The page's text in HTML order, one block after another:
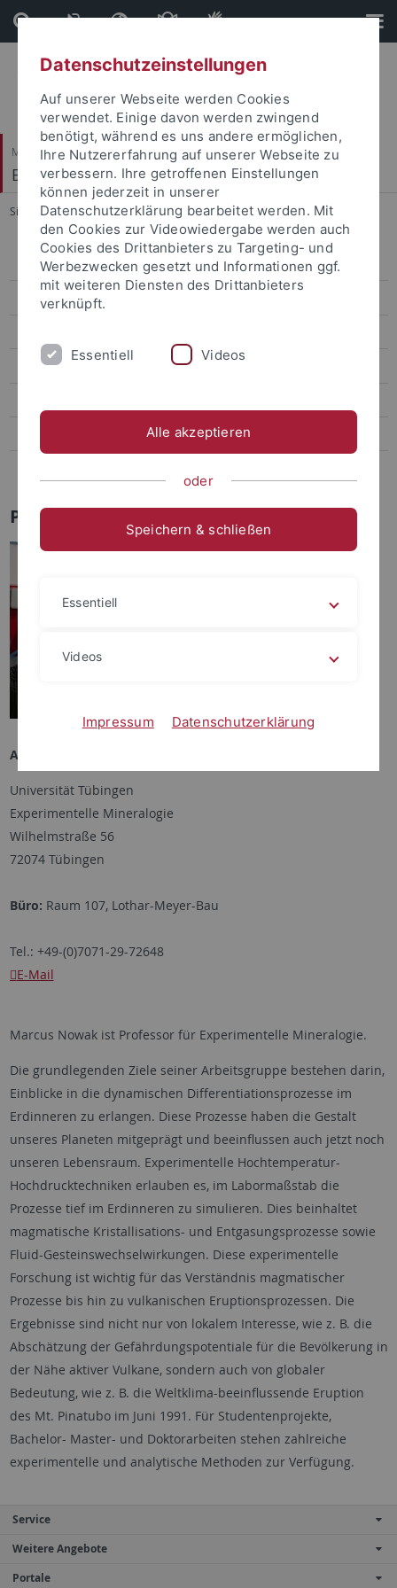
Direkt
zum
Inhalt
Direkt
zur
Fußleiste
Mathematisch-Naturwissenschaftliche Fakultät
Experimentelle Mineralogie
Sie sind hier: Startseite ... Marcus Nowak
Marcus Nowak
Christoph Berthold
Annette Flicker
Prof. Dr. Marcus Nowak
Anschrift:
Universität Tübingen
Experimentelle Mineralogie
Wilhelmstraße 56
72074 Tübingen
Büro: Raum 107, Lothar-Meyer-Bau
Tel.: +49-(0)7071-29-72648
E-Mail
Marcus Nowak ist Professor für Experimentelle Mineralogie.
Die grundlegenden Ziele seiner Arbeitsgruppe bestehen darin,
Einblicke in die dynamischen Differentiationsprozesse im
Erdinneren zu erlangen. Diese Prozesse haben die Gestalt
unseres Planeten mitgeprägt und beeinflussen auch jetzt noch
unseren Lebensraum. Experimentelle Hochtemperatur-
Hochdrucktechniken erlauben es, im Labormaßstab die
Prozesse tief im Erdinneren zu simulieren. Dies beinhaltet
magmatische Kristallisations- und Entgasungsprozesse sowie
Fluid-Gesteinswechselwirkungen. Diese experimentelle
Forschung ist wichtig für das Verständnis magmatischer
Prozesse bis hin zu vulkanischen Eruptionsprozessen. Die
Ergebnisse sind nicht nur von lokalem Interesse, wie z. B. die
Abschätzung der Gefährdungspotentiale für die Bevölkerung in
der Nähe aktiver Vulkane, sondern auch von globaler
Bedeutung, wie z. B. die Weltklima-beeinflussende Eruption
des Mt. Pinatubo im Juni 1991. Für Studentenprojekte,
Bachelor- Master- und Doktorarbeiten stehen zahlreiche
experimentelle und analytische Methoden zur Verfügung.
Service
Weitere Angebote
Portale
Datenschutzeinstellungen
Auf unserer Webseite werden Cookies
verwendet. Einige davon werden zwingend
benötigt, während es uns andere ermöglichen,
Ihre Nutzererfahrung auf unserer Webseite zu
verbessern. Ihre getroffenen Einstellungen
können jederzeit in unserer
Datenschutzerklärung bearbeitet werden. Mit
den Cookies zur Videowiedergabe werden auch
Cookies des Drittanbieters zu Targeting- und
Werbezwecken gesetzt und Informationen ggf.
mit weiteren Diensten des Drittanbieters
verknüpft.
Essentiell Videos
Alle akzeptieren
oder
Speichern & schließen
Essentiell
Videos
Impressum Datenschutzerklärung